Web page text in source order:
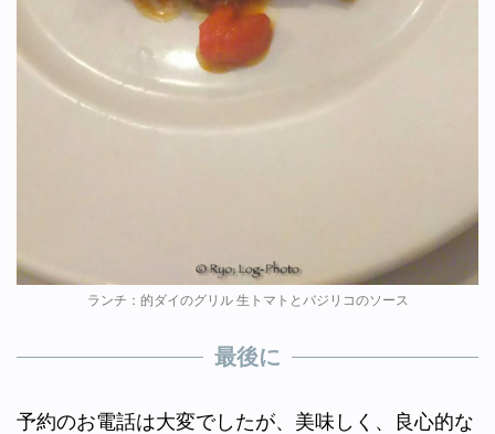
ランチ：的ダイのグリル 生トマトとバジリコのソース
最後に
予約のお電話は大変でしたが、美味しく、良心的な